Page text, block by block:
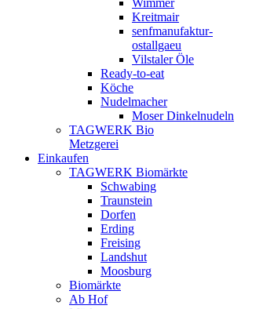
Wimmer
Kreitmair
senfmanufaktur-
ostallgaeu
Vilstaler Öle
Ready-to-eat
Köche
Nudelmacher
Moser Dinkelnudeln
TAGWERK Bio
Metzgerei
Einkaufen
TAGWERK Biomärkte
Schwabing
Traunstein
Dorfen
Erding
Freising
Landshut
Moosburg
Biomärkte
Ab Hof